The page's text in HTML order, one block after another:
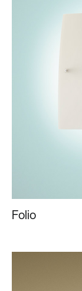
Folio